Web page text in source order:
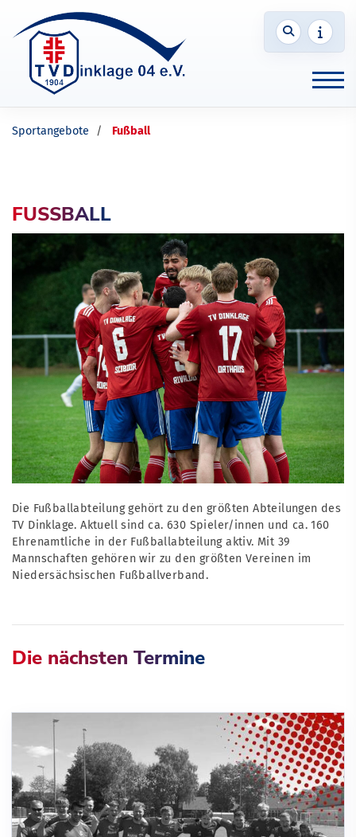
Sportangebote Fußball
FUSSBALL
Die Fußballabteilung gehört zu den größten Abteilungen des
TV Dinklage. Aktuell sind ca. 630 Spieler/innen und ca. 160
Ehrenamtliche in der Fußballabteilung aktiv. Mit 39
Mannschaften gehören wir zu den größten Vereinen im
Niedersächsischen Fußballverband.
Die nächsten Termine